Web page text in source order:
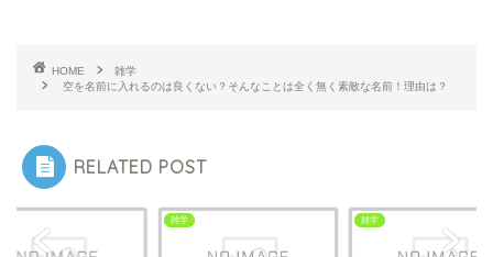
HOME
雑学
空を名前に入れるのは良くない？そんなことは全く無く素敵な名前！理由は？
RELATED POST
雑学 雑学